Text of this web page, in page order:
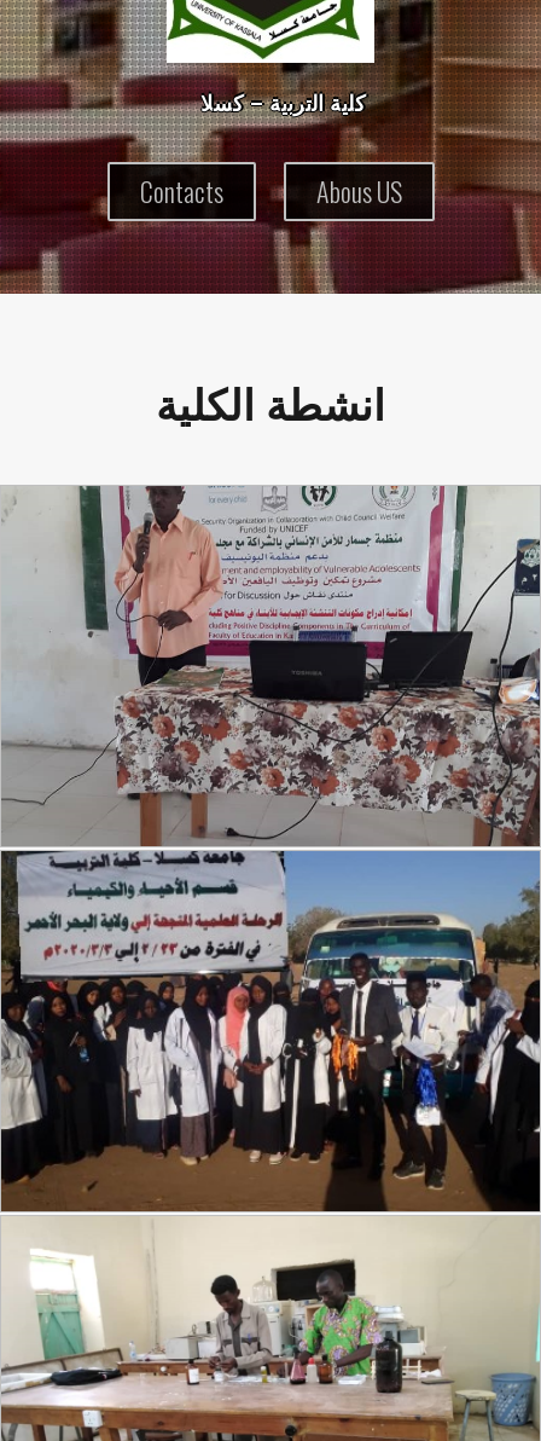
كليةالتربية–كسل
Contacts Abous US
انشطة الكلية